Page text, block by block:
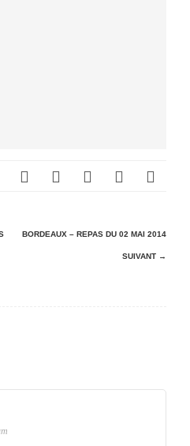
BORDEAUX – REPAS DU 02 MAI 2014
SUIVANT →